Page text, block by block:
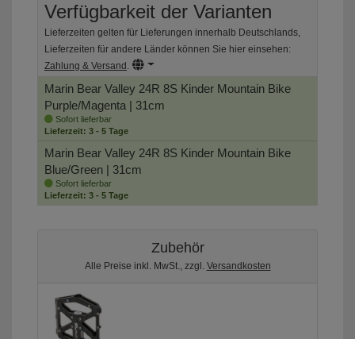
Verfügbarkeit der Varianten
Lieferzeiten gelten für Lieferungen innerhalb Deutschlands,
Lieferzeiten für andere Länder können Sie hier einsehen:
Zahlung & Versand .
Marin Bear Valley 24R 8S Kinder Mountain Bike
Purple/Magenta | 31cm
Sofort lieferbar
Lieferzeit: 3 - 5 Tage
Marin Bear Valley 24R 8S Kinder Mountain Bike
Blue/Green | 31cm
Sofort lieferbar
Lieferzeit: 3 - 5 Tage
Zubehör
Alle Preise inkl. MwSt., zzgl. Versandkosten